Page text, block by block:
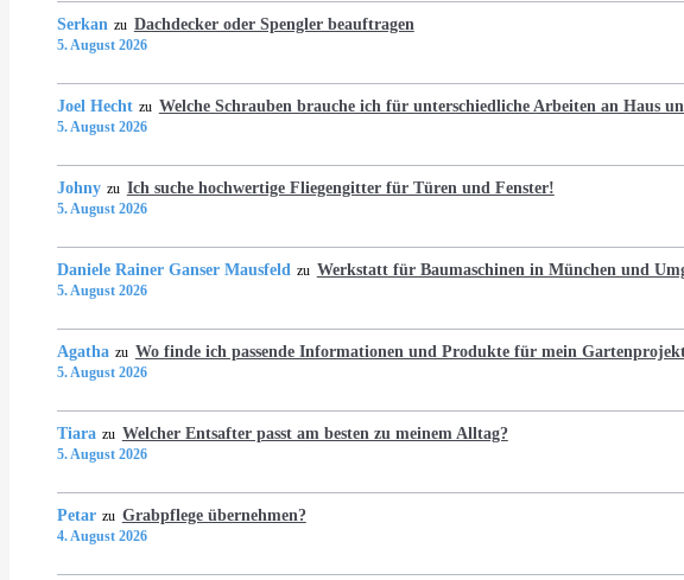
Serkan zu Dachdecker oder Spengler beauftragen
5. August 2026
Joel Hecht zu Welche Schrauben brauche ich für unterschiedliche Arbeiten an Haus
5. August 2026
Johny zu Ich suche hochwertige Fliegengitter für Türen und Fenster!
5. August 2026
Daniele Rainer Ganser Mausfeld zu Werkstatt für Baumaschinen in München und
5. August 2026
Agatha zu Wo finde ich passende Informationen und Produkte für mein
5. August 2026
Tiara zu Welcher Entsafter passt am besten zu meinem Alltag?
5. August 2026
Petar zu Grabpflege übernehmen?
4. August 2026